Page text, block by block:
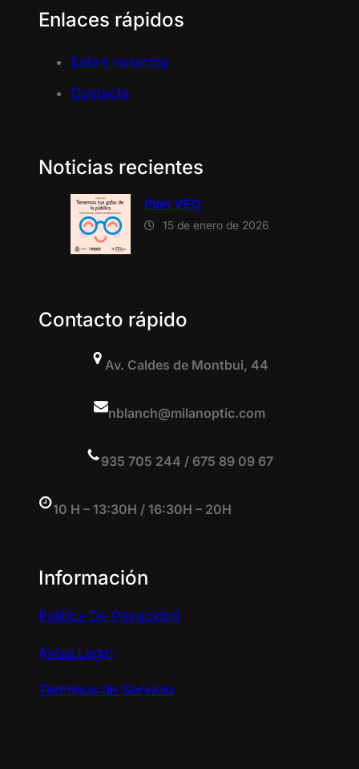
Enlaces rápidos
Sobre nosotros
Contacta
Noticias recientes
Plan VEO
15 de enero de 2026
Contacto rápido
Av. Caldes de Montbui, 44
nblanch@milanoptic.com
935 705 244 / 675 89 09 67
10 H – 13:30H / 16:30H – 20H
Información
Política De Privacidad
Aviso Legal
Términos de Servicio